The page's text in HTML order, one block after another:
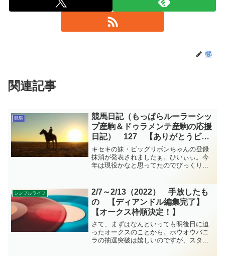
梛
関連記事
競馬
競馬日記（もっぱらルーラーシッ
プ産駒＆ドゥラメンテ産駒の応援
日記） 127 【ありがとうビッ
グリボンちゃん】
キセキの妹・ビッグリボンちゃんの登録
抹消が発表されましたぁ。ひいぃぃ。今
年は現役かなと思ってたのでびっくりで
郷の牧場で、素敵なお母さんになってく
ださい。今週の競馬日記です。
シンプルライフ
2/7～2/13（2022） 手放したも
の 【ディアンドル編集完了】
【オークス枠順決定！】
さて、まずはなんといっても明後日に迫
ったオークスのことから。ホウオウバニ
ラの抽選突破は嬉しいのですが、スター